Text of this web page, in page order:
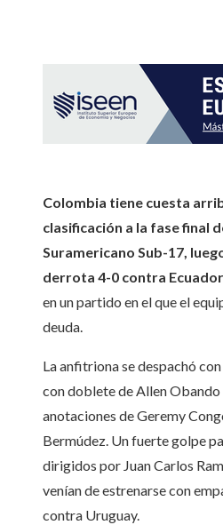
Colombia tiene cuesta
clasificación a la fase final
Suramericano Sub-17,
derrota 4-0 contra
en un partido en el que el
deuda.
La anfitriona se despachó
con doblete de Allen Obando
anotaciones de Geremy
Bermúdez. Un fuerte golpe
dirigidos por Juan Carlos
venían de estrenarse con
contra Uruguay.